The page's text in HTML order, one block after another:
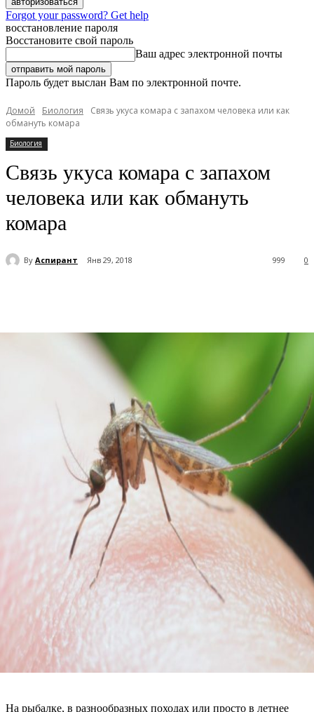
Forgot your password? Get help
восстановление пароля
Восстановите свой пароль
Ваш адрес электронной почты
Пароль будет выслан Вам по электронной почте.
Домой Биология
Связь укуса комара с запахом человека или как
обмануть комара
Биология
Связь укуса комара с запахом
человека или как обмануть
комара
By Аспирант Янв 29, 2018 0
999
На рыбалке, в разнообразных походах или просто в летнее